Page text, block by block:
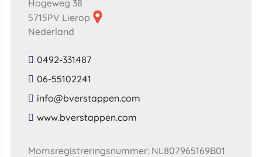
Hogeweg 38
5715PV Lierop
Nederland
0492-331487
06-55102241
​info​@​bverstappen​.​com​
​www​.​bverstappen​.​com​
Momsregistreringsnummer: NL807965169B01